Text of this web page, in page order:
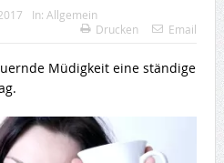
In: Allgemein
Drucken
Email
Müdigkeit eine ständige